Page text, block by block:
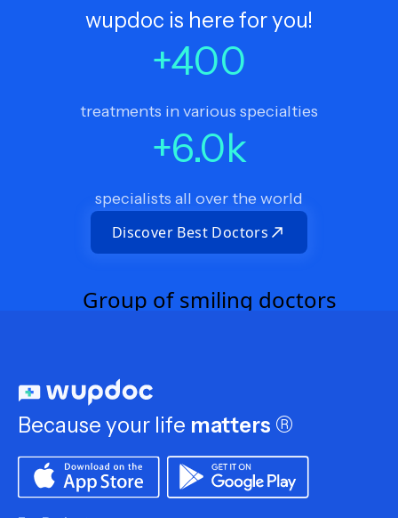
wupdoc is here for you!
+400
treatments in various specialties
+6.0k
specialists all over the world
Discover Best Doctors
Because your life matters ®